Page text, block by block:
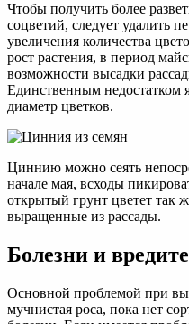
Чтобы получить более
соцветий, следует удалить
увеличения количества
рост растения, в период
возможности высадки
Единственным недостатком
диаметр цветков.
Циннию можно сеять
начале мая, всходы
открытый грунт цветет так
выращенные из рассады.
Болезни и
Основной проблемой при
мучнистая роса, пока нет